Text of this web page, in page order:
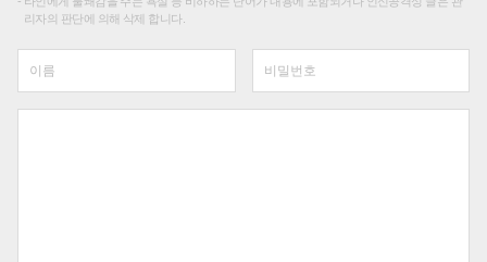
리자의 판단에 의해 삭제 합니다.